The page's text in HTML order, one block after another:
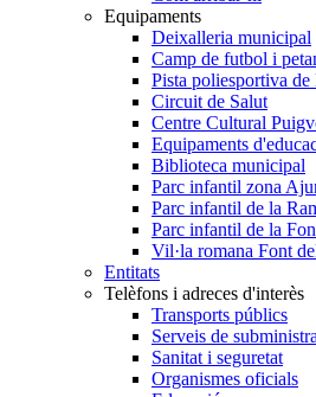
Equipaments
Deixalleria municipal
Camp de futbol i
Pista poliesportiva de
Circuit de Salut
Centre Cultural
Equipaments
Biblioteca municipal
Parc infantil zona
Parc infantil de la
Parc infantil de la
Vil·la romana Font
Entitats
Telèfons i adreces d'interès
Transports públics
Serveis de
Sanitat i seguretat
Organismes oficials